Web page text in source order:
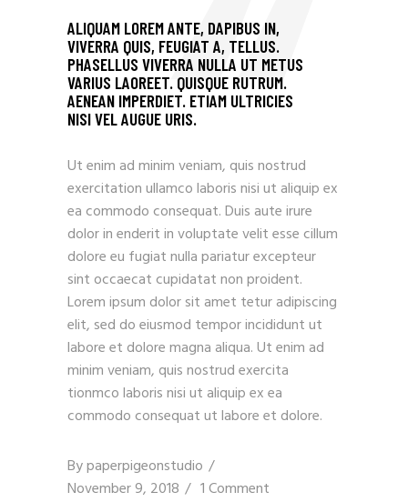
ALIQUAM LOREM ANTE, DAPIBUS IN,
VIVERRA QUIS, FEUGIAT A, TELLUS.
PHASELLUS VIVERRA NULLA UT METUS
VARIUS LAOREET. QUISQUE RUTRUM.
AENEAN IMPERDIET. ETIAM ULTRICIES
NISI VEL AUGUE URIS.
Ut enim ad minim veniam, quis nostrud
exercitation ullamco laboris nisi ut aliquip ex
ea commodo consequat. Duis aute irure
dolor in enderit in voluptate velit esse cillum
dolore eu fugiat nulla pariatur excepteur
sint occaecat cupidatat non proident.
Lorem ipsum dolor sit amet tetur adipiscing
elit, sed do eiusmod tempor incididunt ut
labore et dolore magna aliqua. Ut enim ad
minim veniam, quis nostrud exercita
tionmco laboris nisi ut aliquip ex ea
commodo consequat ut labore et dolore.
Bypaperpigeonstudio
November 9, 2018
1 Comment